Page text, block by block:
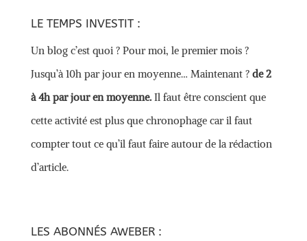
LE TEMPS INVESTIT :
Un blog c’est quoi ? Pour moi, le premier mois ?
Jusqu’à 10h par jour en moyenne… Maintenant ? de 2
à 4h par jour en moyenne.Il faut être conscient que
cette activité est plus que chronophage car il faut
compter tout ce qu’il faut faire autour de la rédaction
d’article.
LES ABONNÉS AWEBER :